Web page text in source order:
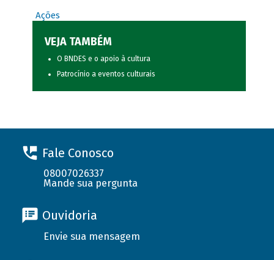
Ações
VEJA TAMBÉM
O BNDES e o apoio à cultura
Patrocínio a eventos culturais
Fale Conosco
08007026337
Mande sua pergunta
Ouvidoria
Envie sua mensagem